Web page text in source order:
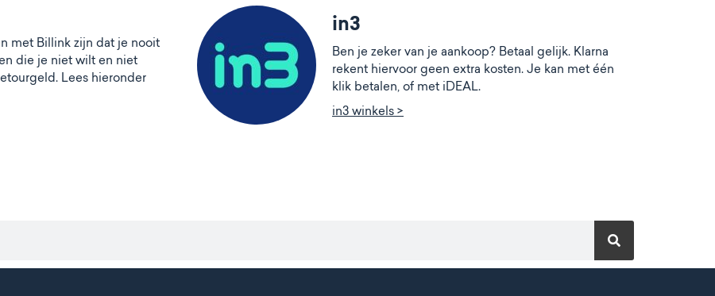
met Billink zijn dat je nooit
die je niet wilt en niet
Lees hieronder
in3
Ben je zeker van je aankoop? Betaal gelijk. Klarna
rekent hiervoor geen extra kosten. Je kan met één
klik betalen, of met iDEAL.
in3 winkels >